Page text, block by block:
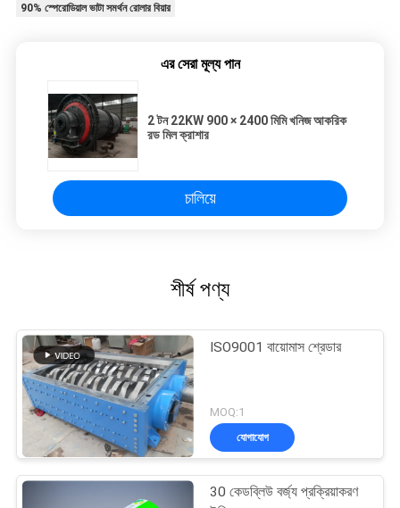
90% স্পেরোডিয়াল ভাটা সমর্থন রোলার বিয়ার
এর সেরা মূল্য পান
2 টন 22KW 900 × 2400 মিমি খনিজ আকরিক
রড মিল ক্রাশার
চালিয়ে
শীর্ষ পণ্য
ISO9001 বায়োমাস শ্রেডার
MOQ:1
যোগাযোগ
30 কেডব্লিউ বর্জ্য প্রক্রিয়াকরণ